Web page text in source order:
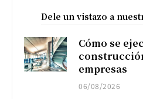
Dele un vistazo a
Cómo se
empresas
06/08/2026